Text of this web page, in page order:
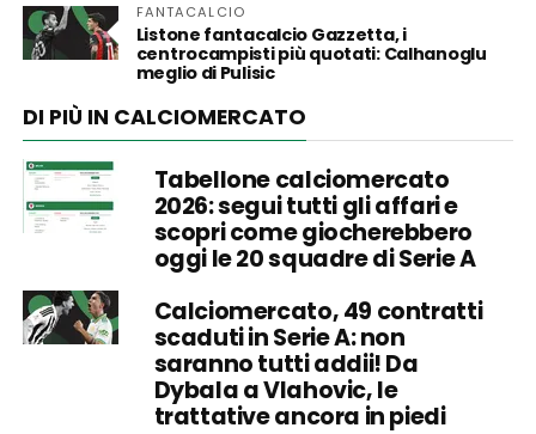
FANTACALCIO
Listone fantacalcio Gazzetta, i
centrocampisti più quotati: Calhanoglu
meglio di Pulisic
DI PIÙ IN CALCIOMERCATO
Tabellone calciomercato
2026: segui tutti gli affari e
scopri come giocherebbero
oggi le 20 squadre di Serie A
Calciomercato, 49 contratti
scaduti in Serie A: non
saranno tutti addii! Da
Dybala a Vlahovic, le
trattative ancora in piedi